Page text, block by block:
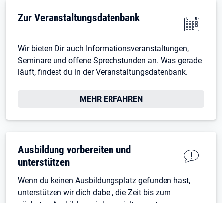
Zur Veranstaltungsdatenbank
Wir bieten Dir auch Informationsveranstaltungen,
Seminare und offene Sprechstunden an. Was gerade
läuft, findest du in der Veranstaltungsdatenbank.
MEHR ERFAHREN
Ausbildung vorbereiten und
unterstützen
Wenn du keinen Ausbildungsplatz gefunden hast,
unterstützen wir dich dabei, die Zeit bis zum